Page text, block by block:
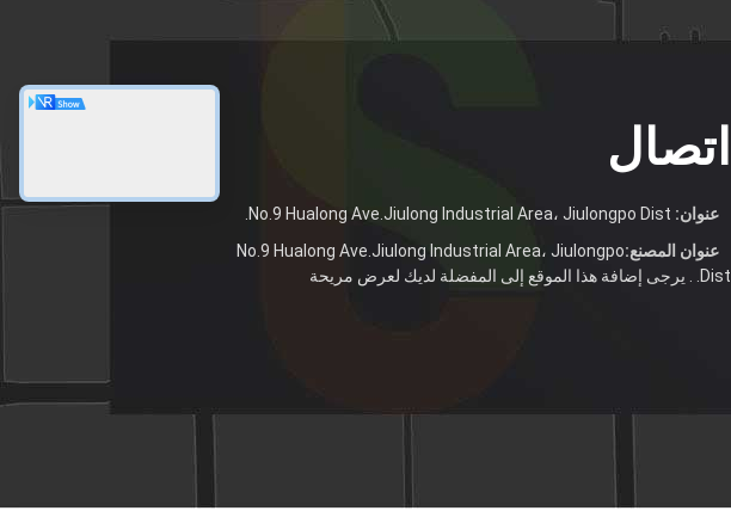
اتصال
عنوان:
عنوان المصنع:No.9 Hualong Ave.Jiulong Industrial Area، Jiulongpo
Dist. . يرجى إضافة هذا الموقع إلى المفضلة لديك لعرض مريحة